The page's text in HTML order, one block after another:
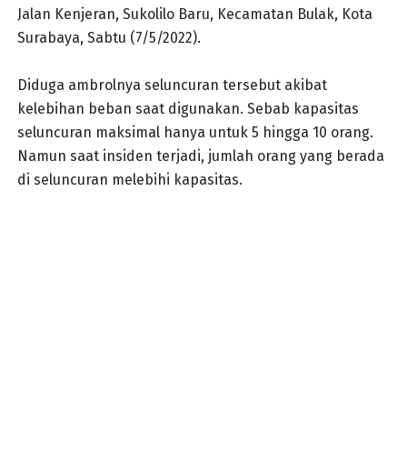
Jalan Kenjeran, Sukolilo Baru, Kecamatan Bulak, Kota
Surabaya, Sabtu (7/5/2022).
Diduga ambrolnya seluncuran tersebut akibat
kelebihan beban saat digunakan. Sebab kapasitas
seluncuran maksimal hanya untuk 5 hingga 10 orang.
Namun saat insiden terjadi, jumlah orang yang berada
di seluncuran melebihi kapasitas.